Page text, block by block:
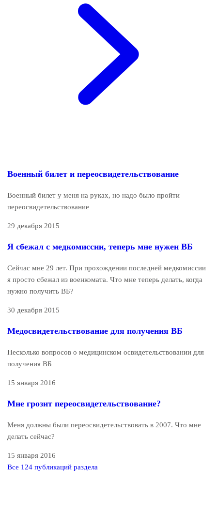
Военный билет и переосвидетельствование
Военный билет у меня на руках, но надо было пройти
переосвидетельствование
29 декабря 2015
Я сбежал с медкомиссии, теперь мне нужен ВБ
Сейчас мне 29 лет. При прохождении последней медкомиссии
я просто сбежал из военкомата. Что мне теперь делать, когда
нужно получить ВБ?
30 декабря 2015
Медосвидетельствование для получения ВБ
Несколько вопросов о медицинском освидетельствовании для
получения ВБ
15 января 2016
Мне грозит переосвидетельствование?
Меня должны были переосвидетельствовать в 2007. Что мне
делать сейчас?
15 января 2016
Все 124 публикаций раздела